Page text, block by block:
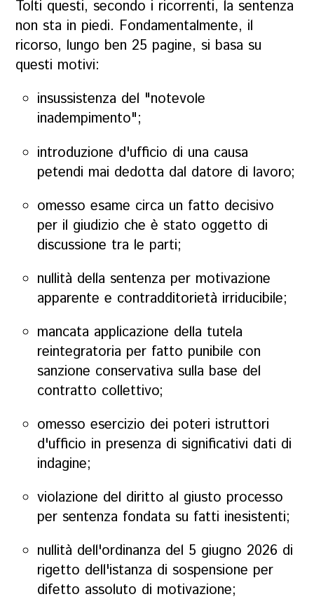
Tolti questi, secondo i ricorrenti, la sentenza
non sta in piedi. Fondamentalmente, il
ricorso, lungo ben 25 pagine, si basa su
questi motivi:
insussistenza del "notevole
inadempimento";
introduzione d'ufficio di una causa
petendi mai dedotta dal datore di lavoro;
omesso esame circa un fatto decisivo
per il giudizio che è stato oggetto di
discussione tra le parti;
nullità della sentenza per motivazione
apparente e contradditorietà irriducibile;
mancata applicazione della tutela
reintegratoria per fatto punibile con
sanzione conservativa sulla base del
contratto collettivo;
omesso esercizio dei poteri istruttori
d'ufficio in presenza di significativi dati di
indagine;
violazione del diritto al giusto processo
per sentenza fondata su fatti inesistenti;
nullità dell'ordinanza del 5 giugno 2026 di
rigetto dell'istanza di sospensione per
difetto assoluto di motivazione;